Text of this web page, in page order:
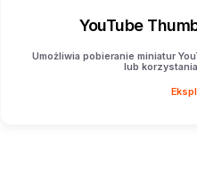
YouTube
Umożliwia pobieranie miniatur
lub